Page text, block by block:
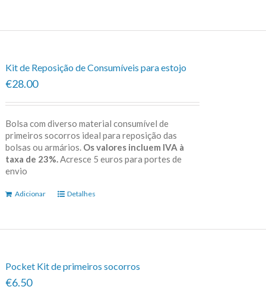
Kit de Reposição de Consumíveis para estojo
€28.00
Bolsa com diverso material consumível de
primeiros socorros ideal para reposição das
bolsas ou armários. Os valores incluem IVA à
taxa de 23%. Acresce 5 euros para portes de
envio
Adicionar Detalhes
Pocket Kit de primeiros socorros
€6.50